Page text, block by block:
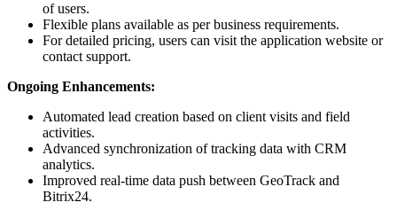
of users.
Flexible plans available as per business requirements.
For detailed pricing, users can visit the application website or
contact support.
Ongoing Enhancements:
Automated lead creation based on client visits and field
activities.
Advanced synchronization of tracking data with CRM
analytics.
Improved real-time data push between GeoTrack and
Bitrix24.